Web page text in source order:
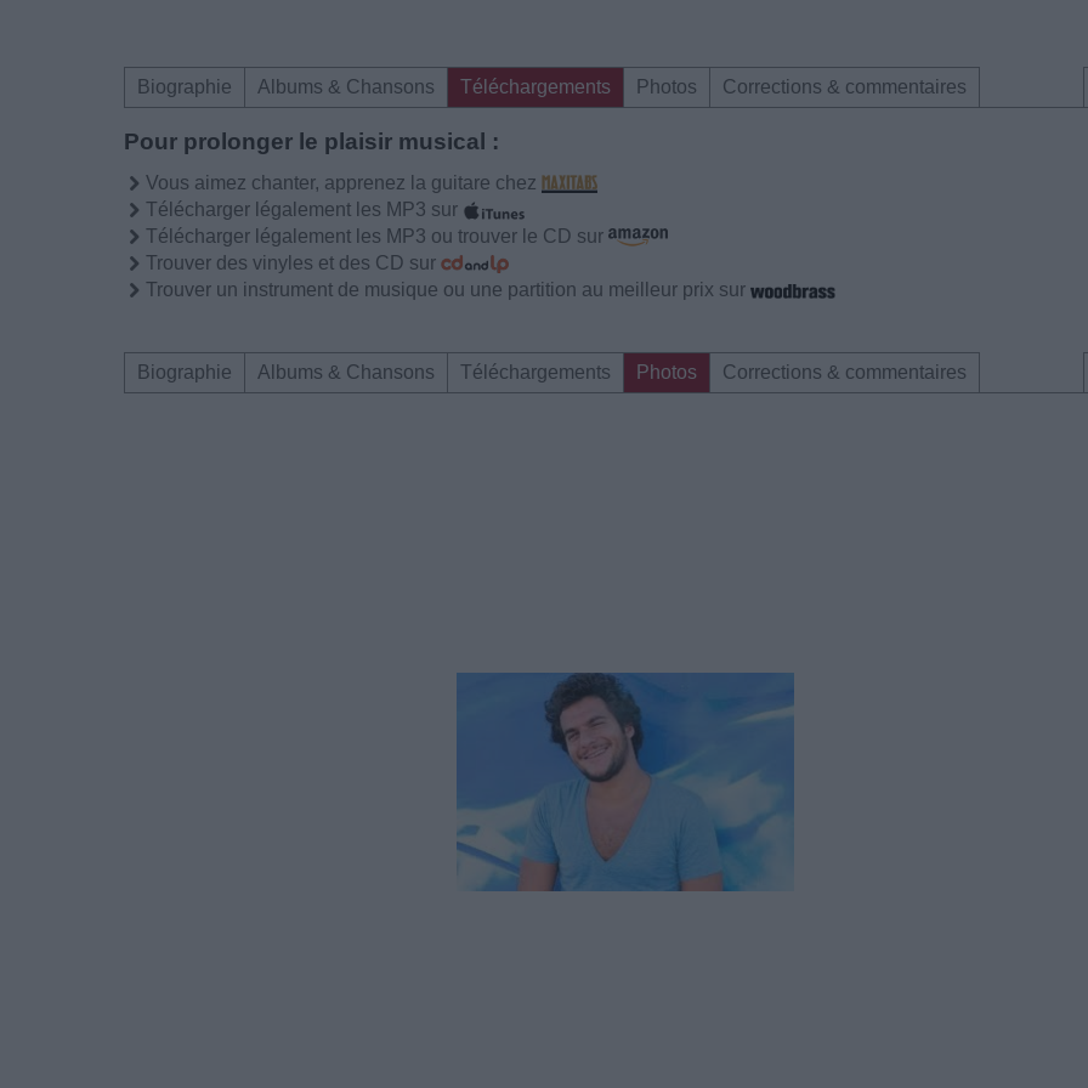
Biographie Albums & Chansons Téléchargements Photos Corrections & commentaires
Pour prolonger le plaisir musical :
Vous aimez chanter, apprenez la guitare chez
Télécharger légalement les MP3 sur
Télécharger légalement les MP3 ou trouver le CD sur
Trouver des vinyles et des CD sur
Trouver un instrument de musique ou une partition au meilleur prix sur
Biographie Albums & Chansons Téléchargements Photos Corrections & commentaires